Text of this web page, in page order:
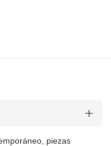
piezas